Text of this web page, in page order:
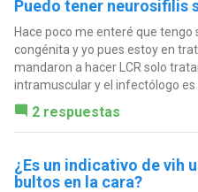
Puedo tener neurosifilis
Hace poco me enteré que
congénita y yo pues estoy en
mandaron a hacer LCR solo
intramuscular y el infectólogo es
2 respuestas
¿Es un indicativo de vih
bultos en la cara?